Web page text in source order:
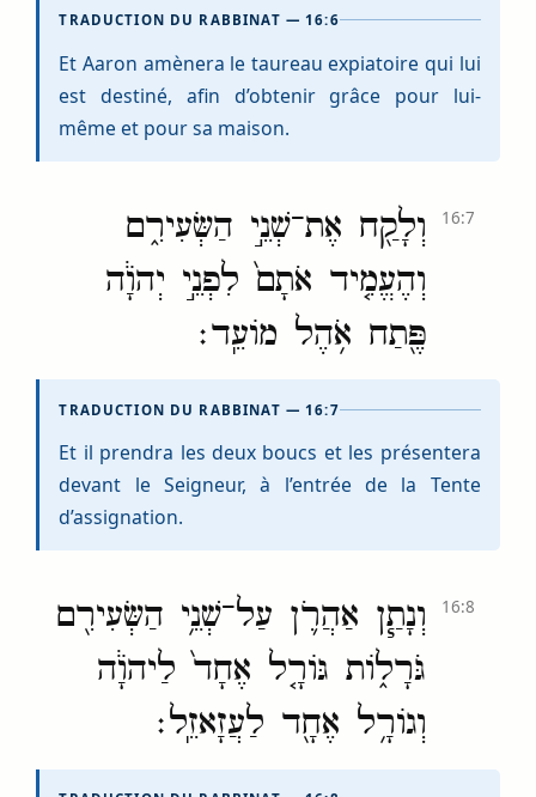
TRADUCTION DU RABBINAT — 16:6
Et Aaron amènera le taureau expiatoire qui lui
est destiné, afin d’obtenir grâce pour lui-
même et pour sa maison.
וְלָקַ֖ח אֶת־שְׁנֵ֣י הַשְּׂעִירִ֑ם
וְהֶעֱמִ֤יד אֹתָם֙ לִפְנֵ֣י יְהֹוָ֔ה
פֶּ֖תַח אֹ֥הֶל מוֹעֵֽד׃
16:7
TRADUCTION DU RABBINAT — 16:7
Et il prendra les deux boucs et les présentera
devant le Seigneur, à l’entrée de la Tente
d’assignation.
וְנָתַ֧ן אַהֲרֹ֛ן עַל־שְׁנֵ֥י הַשְּׂעִירִ֖ם
גֹּרָל֑וֹת גּוֹרָ֤ל אֶחָד֙ לַיהֹוָ֔ה
וְגוֹרָ֥ל אֶחָ֖ד לַעֲזָאזֵֽל׃
16:8